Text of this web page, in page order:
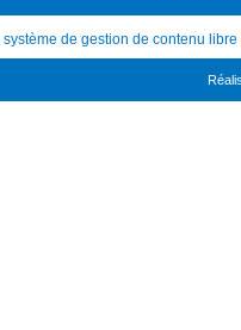
système de gestion de contenu libre